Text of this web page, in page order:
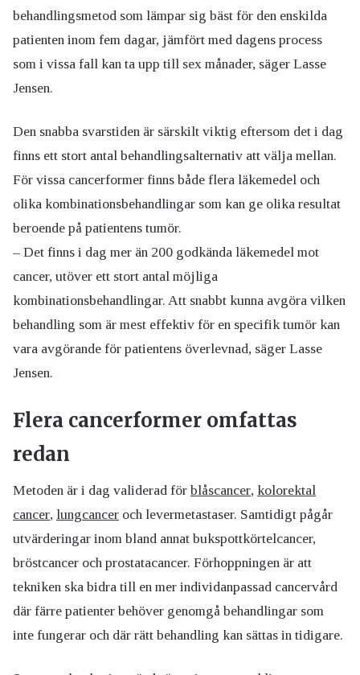
behandlingsmetod som lämpar sig bäst för den enskilda
patienten inom fem dagar, jämfört med dagens process
som i vissa fall kan ta upp till sex månader, säger Lasse
Jensen.
Den snabba svarstiden är särskilt viktig eftersom det i dag
finns ett stort antal behandlingsalternativ att välja mellan.
För vissa cancerformer finns både flera läkemedel och
olika kombinationsbehandlingar som kan ge olika resultat
beroende på patientens tumör.
– Det finns i dag mer än 200 godkända läkemedel mot
cancer, utöver ett stort antal möjliga
kombinationsbehandlingar. Att snabbt kunna avgöra vilken
behandling som är mest effektiv för en specifik tumör kan
vara avgörande för patientens överlevnad, säger Lasse
Jensen.
Flera cancerformer omfattas
redan
Metoden är i dag validerad för blåscancer, kolorektal
cancer, lungcancer och levermetastaser. Samtidigt pågår
utvärderingar inom bland annat bukspottkörtelcancer,
bröstcancer och prostatacancer. Förhoppningen är att
tekniken ska bidra till en mer individanpassad cancervård
där färre patienter behöver genomgå behandlingar som
inte fungerar och där rätt behandling kan sättas in tidigare.